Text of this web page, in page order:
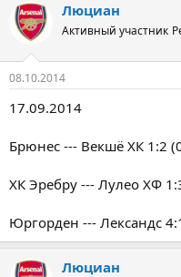
Люциан
Активный участник
08.10.2014
17.09.2014
Брюнес --- Векшё ХК 1:2
ХК Эребру --- Лулео ХФ
Юргорден --- Лександс
Люциан